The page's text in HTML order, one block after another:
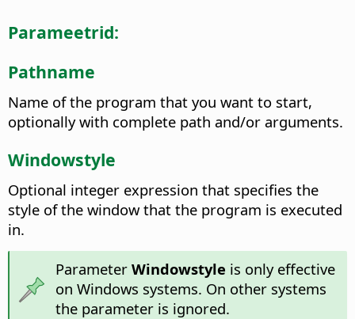
Parameetrid:
Pathname
Name of the program that you want to start,
optionally with complete path and/or arguments.
Windowstyle
Optional integer expression that specifies the
style of the window that the program is executed
in.
Parameter Windowstyle is only effective
on Windows systems. On other systems
the parameter is ignored.